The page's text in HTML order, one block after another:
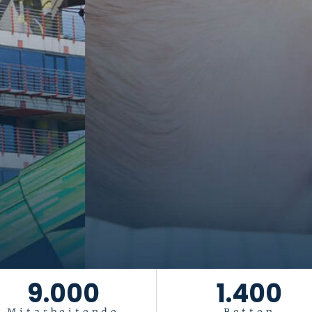
. Es
9.000 1.400